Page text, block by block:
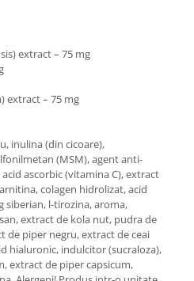
extract – 75 mg
extract – 75 mg
inulina (din cicoare),
(MSM), agent anti-
ascorbic (vitamina C), extract
colagen hidrolizat, acid
siberian, l-tirozina, aroma,
extract de kola nut, pudra de
de piper negru, extract de ceai
hialuronic, indulcitor (sucraloza),
extract de piper capsicum,